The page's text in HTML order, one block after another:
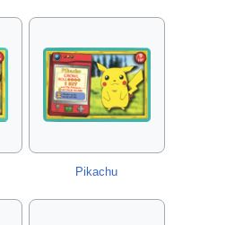
Pikachu